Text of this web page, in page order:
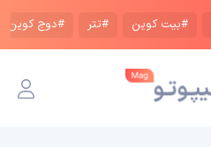
#بیت کوین #تتر #دوج کوین